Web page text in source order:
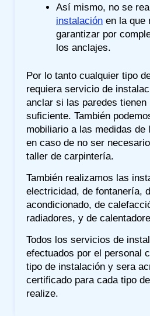
Así mismo, no se
instalación en la que
garantizar por
los anclajes.
Por lo tanto cualquier tipo
requiera servicio de
anclar si las paredes
suficiente. También
mobiliario a las medidas de
en caso de no ser
taller de carpintería.
También realizamos las
electricidad, de fontanería,
acondicionado, de
radiadores, y de
Todos los servicios de
efectuados por el personal
tipo de instalación y sera
certificado para cada tipo
realize.